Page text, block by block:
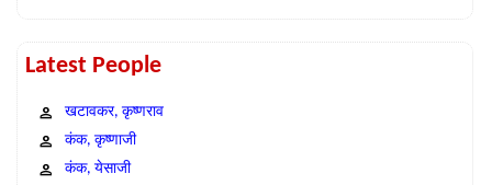
Latest People
खटावकर, कृष्णराव
कंक, कृष्णाजी
कंक, येसाजी